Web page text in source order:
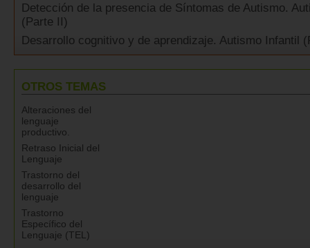
Detección de la presencia de Síntomas de Autismo.
(Parte II)
Desarrollo cognitivo y de aprendizaje. Autismo Infantil
OTROS TEMAS
Alteraciones del
lenguaje
productivo.
Retraso Inicial del
Lenguaje
Trastorno del
desarrollo del
lenguaje
Trastorno
Específico del
Lenguaje (TEL)